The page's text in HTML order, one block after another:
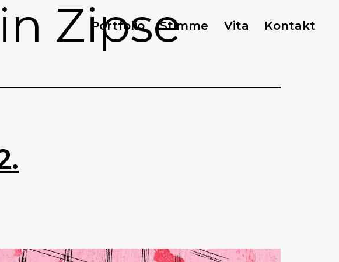
Portfolio Stimme Vita Kontakt
Zipse